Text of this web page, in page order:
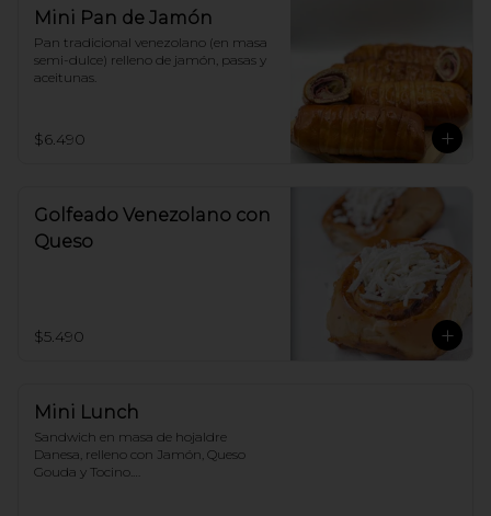
Mini Pan de Jamón
Pan tradicional venezolano (en masa
semi-dulce) relleno de jamón, pasas y
aceitunas.
$6.490
Golfeado Venezolano con
Queso
$5.490
Mini Lunch
Sandwich en masa de hojaldre
Danesa, relleno con Jamón, Queso
Gouda y Tocino.